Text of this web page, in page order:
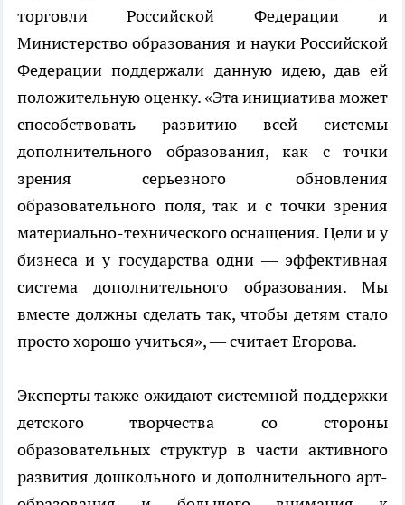
торговли Российской Федерации и
Министерство образования и науки Российской
Федерации поддержали данную идею, дав ей
положительную оценку. «Эта инициатива может
способствовать развитию всей системы
дополнительного образования, как с точки
зрения серьезного обновления
образовательного поля, так и с точки зрения
материально-технического оснащения. Цели и у
бизнеса и у государства одни — эффективная
система дополнительного образования. Мы
вместе должны сделать так, чтобы детям стало
просто хорошо учиться», — считает Егорова.
Эксперты также ожидают системной поддержки
детского творчества со стороны
образовательных структур в части активного
развития дошкольного и дополнительного арт-